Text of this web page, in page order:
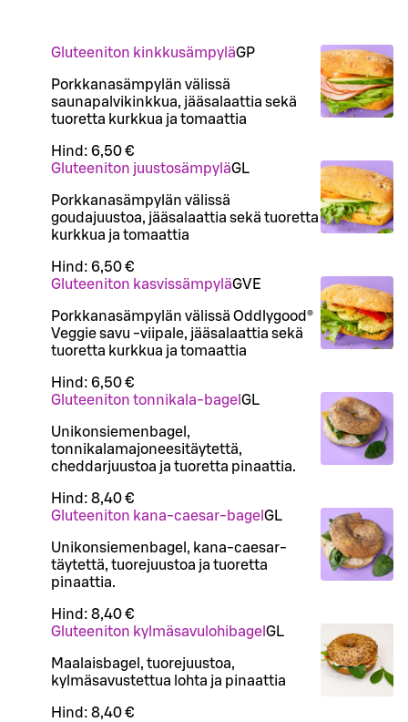
Gluteeniton kinkkusämpyläGP
Porkkanasämpylän välissä
saunapalvikinkkua, jääsalaattia sekä
tuoretta kurkkua ja tomaattia
Hind: 6,50 €
Gluteeniton juustosämpyläGL
Porkkanasämpylän välissä
goudajuustoa, jääsalaattia sekä tuoretta
kurkkua ja tomaattia
Hind: 6,50 €
Gluteeniton kasvissämpyläGVE
Porkkanasämpylän välissä Oddlygood®
Veggie savu -viipale, jääsalaattia sekä
tuoretta kurkkua ja tomaattia
Hind: 6,50 €
Gluteeniton tonnikala-bagel GL
Unikonsiemenbagel,
tonnikalamajoneesitäytettä,
cheddarjuustoa ja tuoretta pinaattia.
Hind: 8,40 €
Gluteeniton kana-caesar-bagel GL
Unikonsiemenbagel, kana-caesar-
täytettä, tuorejuustoa ja tuoretta
pinaattia.
Hind: 8,40 €
Gluteeniton kylmäsavulohibagel GL
Maalaisbagel, tuorejuustoa,
kylmäsavustettua lohta ja pinaattia
Hind: 8,40 €